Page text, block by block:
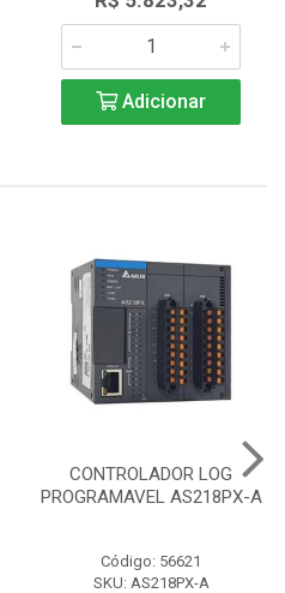
Adicionar
CONTROLADOR LOG
PROGRAMAVEL AS218PX-A
Código: 56621
SKU: AS218PX-A